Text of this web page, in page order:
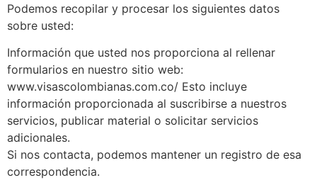
Podemos recopilar y procesar los siguientes datos
sobre usted:
Información que usted nos proporciona al rellenar
formularios en nuestro sitio web:
www.visascolombianas.com.co/ Esto incluye
información proporcionada al suscribirse a nuestros
servicios, publicar material o solicitar servicios
adicionales.
Si nos contacta, podemos mantener un registro de esa
correspondencia.